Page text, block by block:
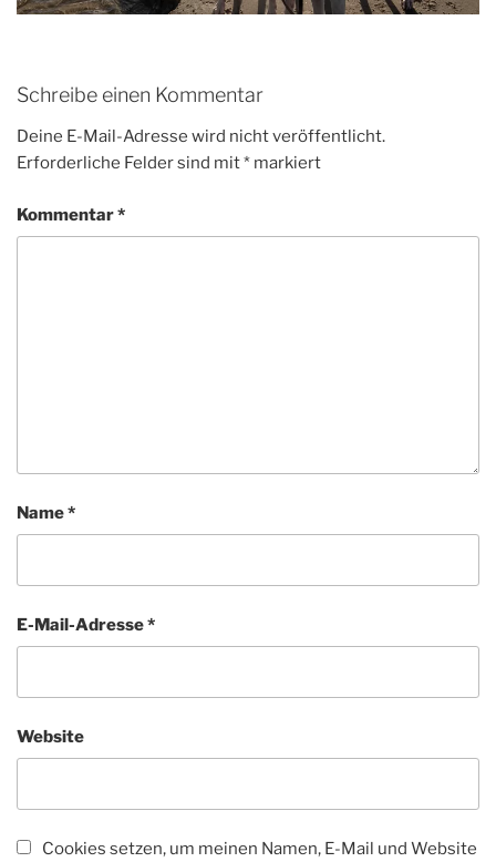
Schreibe einen Kommentar
Deine E-Mail-Adresse wird nicht veröffentlicht.
Erforderliche Felder sind mit* markiert
Kommentar*
Name*
E-Mail-Adresse*
Website
Cookies setzen, um meinen Namen, E-Mail und Website